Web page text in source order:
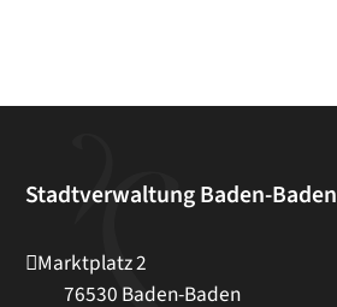
Stadtverwaltung Baden-Baden
Marktplatz 2
76530 Baden-Baden